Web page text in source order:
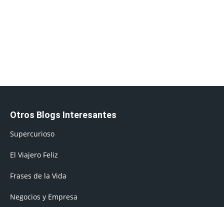
Otros Blogs Interesantes
Supercurioso
El Viajero Feliz
Frases de la Vida
Negocios y Empresa